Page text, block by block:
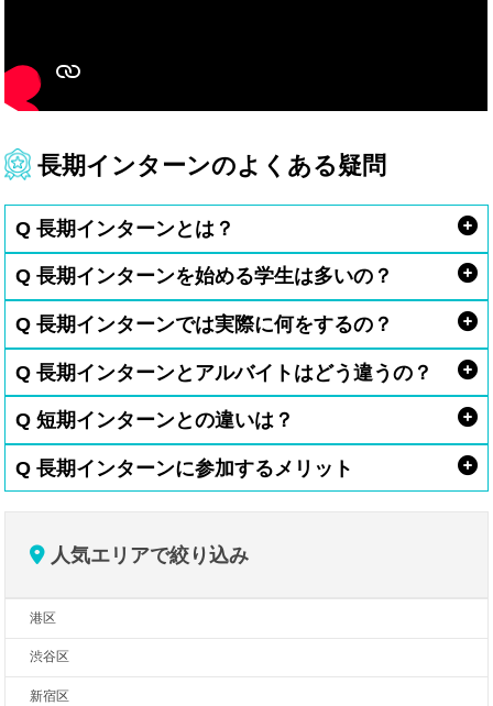
長期インターンのよくある疑問
Q 長期インターンとは？
Q 長期インターンを始める学生は多いの？
Q 長期インターンでは実際に何をするの？
Q 長期インターンとアルバイトはどう違うの？
Q 短期インターンとの違いは？
Q 長期インターンに参加するメリット
人気エリアで絞り込み
港区
渋谷区
新宿区